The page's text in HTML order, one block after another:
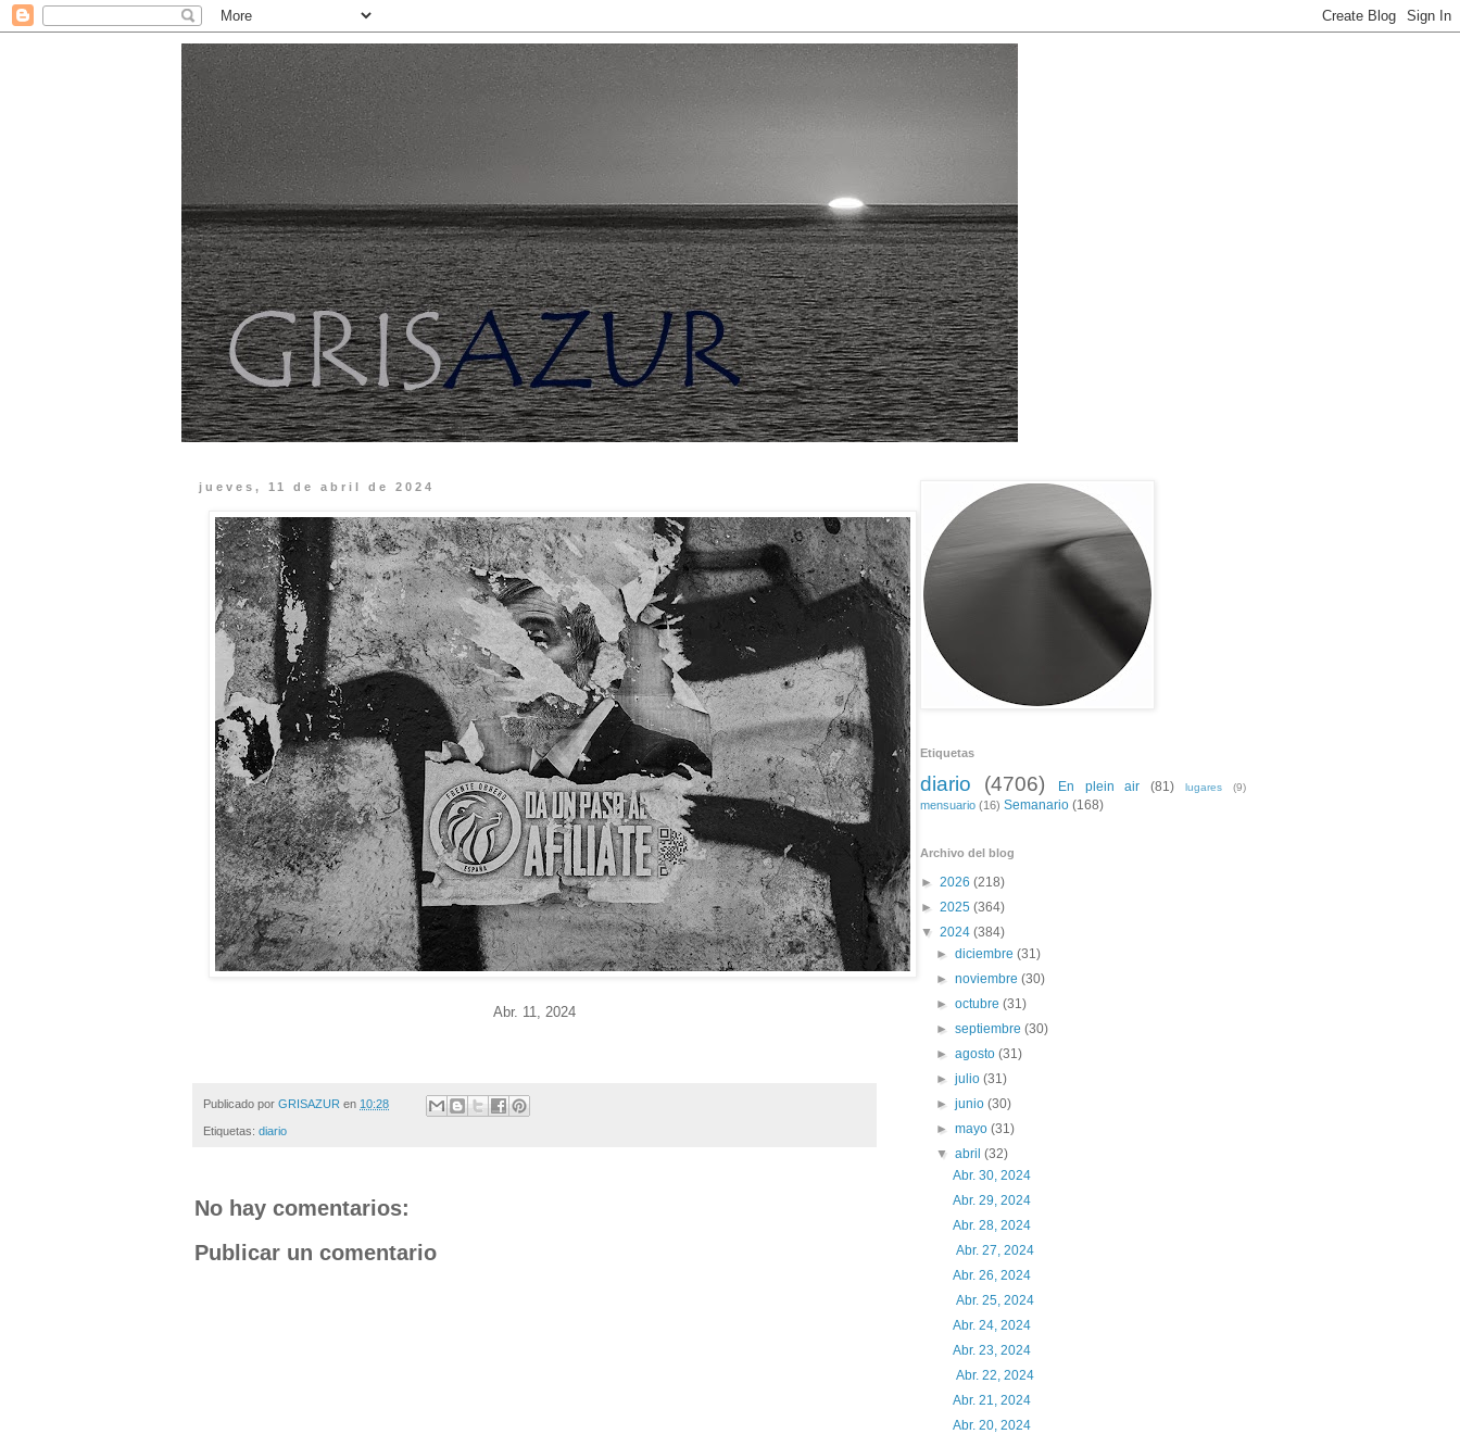
jueves, 11 de abril de 2024
Abr. 11, 2024
Publicado por GRISAZUR en 10:28
Etiquetas: diario
No hay comentarios:
Publicar un comentario
Etiquetas
diario (4706) En plein air (81) lugares (9)
mensuario (16) Semanario (168)
Archivo del blog
► 2026 (218)
► 2025 (364)
▼ 2024 (384)
►diciembre(31)
►noviembre(30)
►octubre(31)
►septiembre(30)
►agosto(31)
►julio(31)
►junio(30)
►mayo(31)
▼abril(32)
Abr. 30, 2024
Abr. 29, 2024
Abr. 28, 2024
Abr. 27, 2024
Abr. 26, 2024
Abr. 25, 2024
Abr. 24, 2024
Abr. 23, 2024
Abr. 22, 2024
Abr. 21, 2024
Abr. 20, 2024